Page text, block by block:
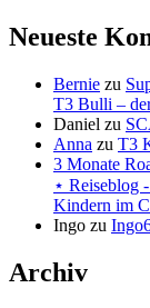
Neueste
Bernie zu
T3 Bulli –
Daniel zu
Anna zu T3
3 Monate
⋆ Reiseblog
Kindern im
Ingo zu
Archiv